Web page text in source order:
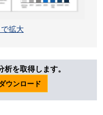
拡大
を取得します。
ウンロード